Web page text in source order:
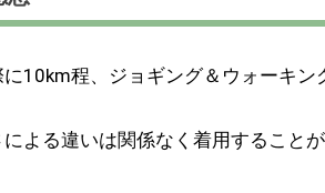
10km程、ジョギング＆ウォーキン
よる違いは関係なく着用すること